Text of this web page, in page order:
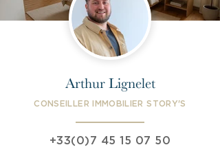
Arthur Lignelet
CONSEILLER IMMOBILIER STORY'S
+33(0)7 45 15 07 50